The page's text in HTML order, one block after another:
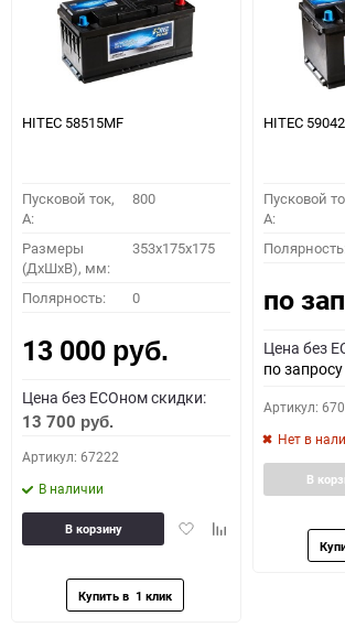
HITEC 58515MF
Пусковой ток,
A:
800
Размеры
(ДхШхВ), мм:
353x175x175
Полярность: 0
13 000 руб.
Цена без ECOном скидки:
13 700 руб.
Артикул: 67222
В наличии
ДобавитьДобавить
В корзину
HITEC
Пусковой
A:
по
Цена без
по запросу
Артикул:
Нет в
В